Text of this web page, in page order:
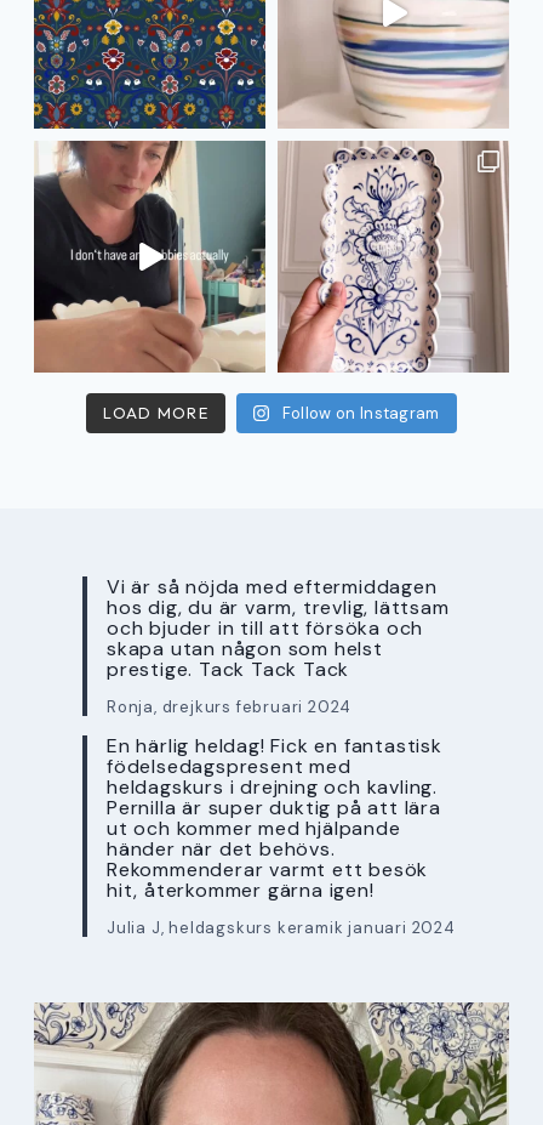
LOAD MORE Follow on Instagram
Vi är så nöjda med eftermiddagen
hos dig, du är varm, trevlig, lättsam
och bjuder in till att försöka och
skapa utan någon som helst
prestige. Tack Tack Tack
Ronja, drejkurs februari 2024
En härlig heldag! Fick en fantastisk
födelsedagspresent med
heldagskurs i drejning och kavling.
Pernilla är super duktig på att lära
ut och kommer med hjälpande
händer när det behövs.
Rekommenderar varmt ett besök
hit, återkommer gärna igen!
Julia J, heldagskurs keramik januari 2024